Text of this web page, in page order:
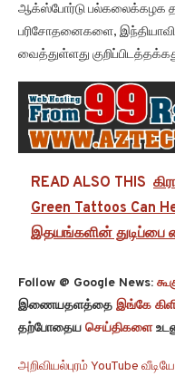
ஆக்ஸ்போர்டு பல்கலைக்கழக
பரிசோதனைகளை,
வைத்துள்ளது
READ ALSO THIS
Green Tattoos Can
இதயங்களின் துடிப்பை
Follow @ Google News:
இணையதளத்தை இங்கே
தற்போதைய செய்திகளை
அறிவியல்புரம் YouTube